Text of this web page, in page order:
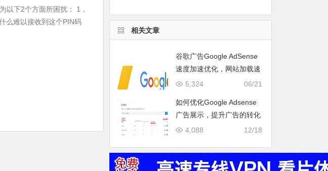
以下2个方面所困扰： 1，
么难以接收到这个PIN码
相关文章
谷歌广告Google AdSense
速度加速优化，网站加载速
度优化教程【亲测有效】
06/21
5,324
如何优化Google Adsense
广告展示，提升广告的转化
率呢？干货分享，记得收12/18
4,088